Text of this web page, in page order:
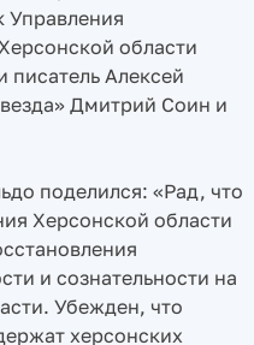
Управления
области
писатель Алексей
Дмитрий Соин и
поделился: «Рад, что
Херсонской области
и сознательности на
Убежден, что
херсонских